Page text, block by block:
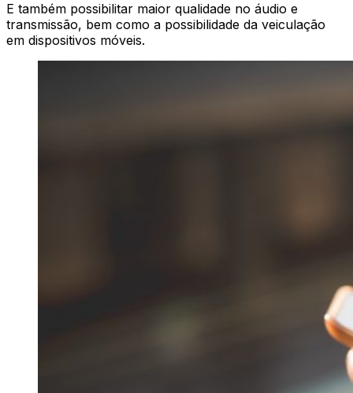
E também possibilitar maior qualidade no áudio e
transmissão, bem como a possibilidade da veiculação
em dispositivos móveis.